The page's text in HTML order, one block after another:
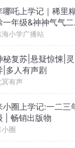
哪吒上学记｜稀里
一年级&神神气气二
海小学广播站
秘复苏|悬疑惊悚|灵
|多人有声剧
冥有声
小圈上学记:一二三
| 畅销出版物
小圈